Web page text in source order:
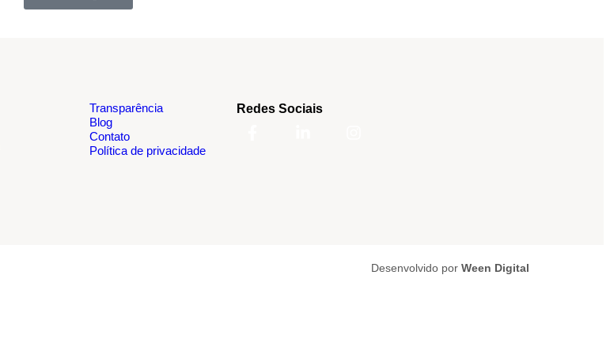
Transparência
Blog
Contato
Política de privacidade
Redes Sociais
Desenvolvido por Ween Digital